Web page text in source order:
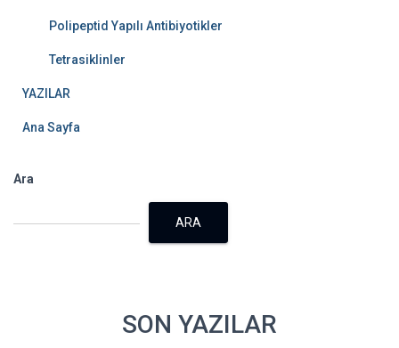
Polipeptid Yapılı Antibiyotikler
Tetrasiklinler
YAZILAR
Ana Sayfa
Ara
ARA
SON YAZILAR